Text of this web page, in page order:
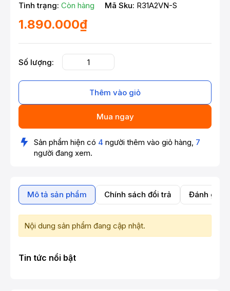
Tình trạng: Còn hàng Mã Sku: R31A2VN-S
1.890.000₫
Số lượng:
Thêm vào giỏ
Mua ngay
Sản phẩm hiện có 4 người thêm vào giỏ hàng, 7
người đang xem.
Mô tả sản phẩm Chính sách đổi trả Đánh giá
Nội dung sản phẩm đang cập nhật.
Tin tức nổi bật